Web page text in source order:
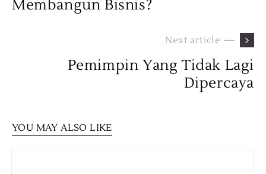
Membangun Bisnis?
Next article —
Pemimpin Yang Tidak Lagi
Dipercaya
YOU MAY ALSO LIKE